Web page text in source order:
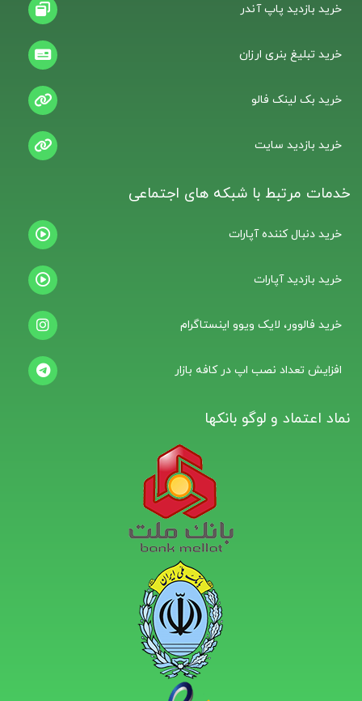
خرید بازدید پاپ آندر
خرید تبلیغ بنری ارزان
خرید بک لینک فالو
خرید بازدید سایت
خدمات مرتبط با شبکه های اجتماعی
خرید دنبال کننده آپارات
خرید بازدید آپارات
خرید فالوور، لایک ویوو اینستاگرام
افزایش تعداد نصب اپ در کافه بازار
نماد اعتماد و لوگو بانکها